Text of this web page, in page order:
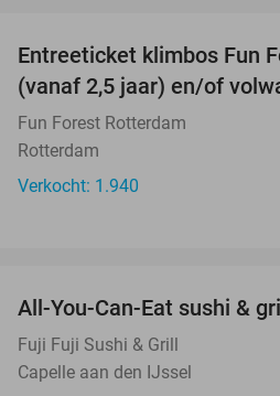
Entreeticket klimbos Fun
(vanaf 2,5 jaar) en/of
Fun Forest Rotterdam
Rotterdam
Verkocht: 1.940
All-You-Can-Eat sushi &
Fuji Fuji Sushi & Grill
Capelle aan den IJssel